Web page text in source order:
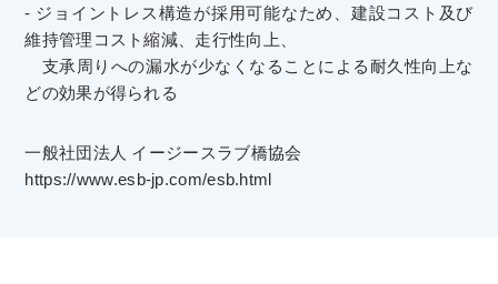
- ジョイントレス構造が採用可能なため、建設コスト及び
維持管理コスト縮減、走行性向上、
支承周りへの漏水が少なくなることによる耐久性向上な
どの効果が得られる
一般社団法人 イージースラブ橋協会
https://www.esb-jp.com/esb.html